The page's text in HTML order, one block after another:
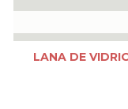
LANA DE